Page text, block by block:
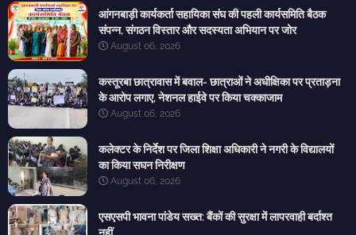
आंगनबाड़ी कार्यकर्ता सहायिका संघ की पहली कार्यसमिति बैठक
संपन्न, संगठन विस्तार और सदस्यता अभियान पर जोर
August 06, 2026
कस्तूरबा छात्रावास में बवाल- छात्राओं ने अधीक्षिका पर प्रताड़ना
के आरोप लगाए, नेशनल हाईवे पर किया चक्काजाम
August 06, 2026
कलेक्टर के निर्देश पर जिला शिक्षा अधिकारी ने नगरी के विद्यालयों
का किया सघन निरीक्षण
August 06, 2026
एसएसपी भावना पांडेय सख्त: बैंकों की सुरक्षा में लापरवाही बर्दाश्त